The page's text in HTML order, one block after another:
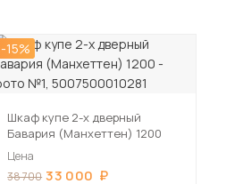
-15%
Шкаф купе 2-х дверный
Бавария (Манхеттен) 1200
Цена
38 700 33 000